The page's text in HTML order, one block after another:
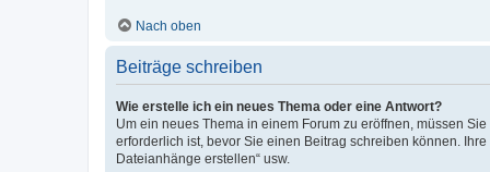
Nach oben
Beiträge schreiben
Wie erstelle ich ein neues Thema oder eine Antwort?
Um ein neues Thema in einem Forum zu eröffnen, müssen
erforderlich ist, bevor Sie einen Beitrag schreiben können.
Dateianhänge erstellen“ usw.